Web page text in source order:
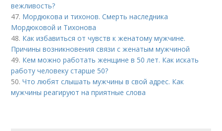
вежливость?
47. Мордюкова и тихонов. Смерть наследника
Мордюковой и Тихонова
48. Как избавиться от чувств к женатому мужчине.
Причины возникновения связи с женатым мужчиной
49. Кем можно работать женщине в 50 лет. Как искать
работу человеку старше 50?
50.Что любят слышать мужчины в свой адрес. Как
мужчины реагируют на приятные слова